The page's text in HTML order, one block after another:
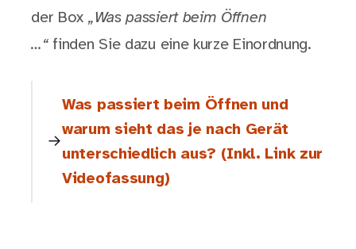
der Box „Was passiert beim Öffnen
…“finden Sie dazu eine kurze Einordnung.
Was passiert beim Öffnen und
warum sieht das je nach Gerät
unterschiedlich aus? (Inkl. Link zur
Videofassung)